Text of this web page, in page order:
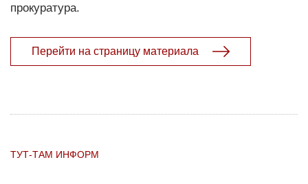
прокуратура.
Перейти на страницу материала
ТУТ-ТАМ ИНФОРМ